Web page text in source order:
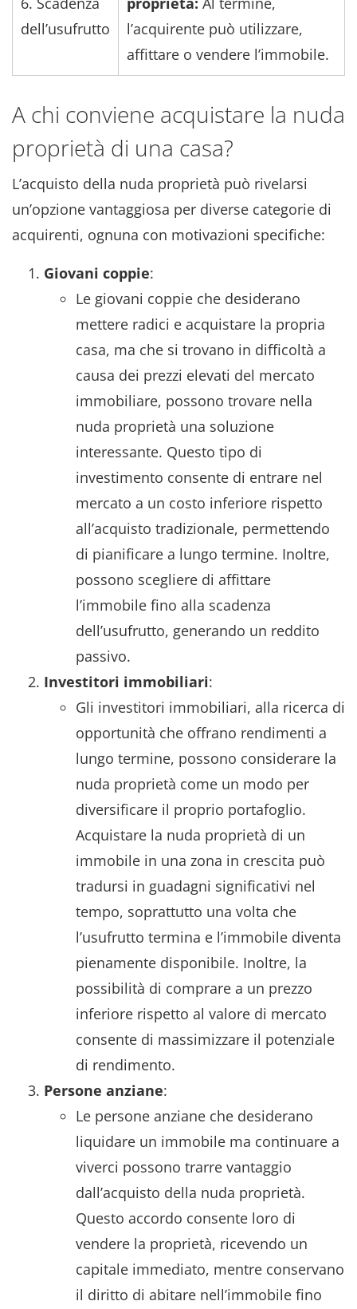
dell’usufrutto
l’acquirente può utilizzare,
affittare o vendere l’immobile.
A chi conviene acquistare la nuda
proprietà di una casa?
L’acquisto della nuda proprietà può rivelarsi
un’opzione vantaggiosa per diverse categorie di
acquirenti, ognuna con motivazioni specifiche:
Giovani coppie:
Le giovani coppie che desiderano
mettere radici e acquistare la propria
casa, ma che si trovano in difficoltà a
causa dei prezzi elevati del mercato
immobiliare, possono trovare nella
nuda proprietà una soluzione
interessante. Questo tipo di
investimento consente di entrare nel
mercato a un costo inferiore rispetto
all’acquisto tradizionale, permettendo
di pianificare a lungo termine. Inoltre,
possono scegliere di affittare
l’immobile fino alla scadenza
dell’usufrutto, generando un reddito
passivo.
Investitori immobiliari:
Gli investitori immobiliari, alla ricerca di
opportunità che offrano rendimenti a
lungo termine, possono considerare la
nuda proprietà come un modo per
diversificare il proprio portafoglio.
Acquistare la nuda proprietà di un
immobile in una zona in crescita può
tradursi in guadagni significativi nel
tempo, soprattutto una volta che
l’usufrutto termina e l’immobile diventa
pienamente disponibile. Inoltre, la
possibilità di comprare a un prezzo
inferiore rispetto al valore di mercato
consente di massimizzare il potenziale
di rendimento.
Persone anziane:
Le persone anziane che desiderano
liquidare un immobile ma continuare a
viverci possono trarre vantaggio
dall’acquisto della nuda proprietà.
Questo accordo consente loro di
vendere la proprietà, ricevendo un
capitale immediato, mentre conservano
il diritto di abitare nell’immobile fino